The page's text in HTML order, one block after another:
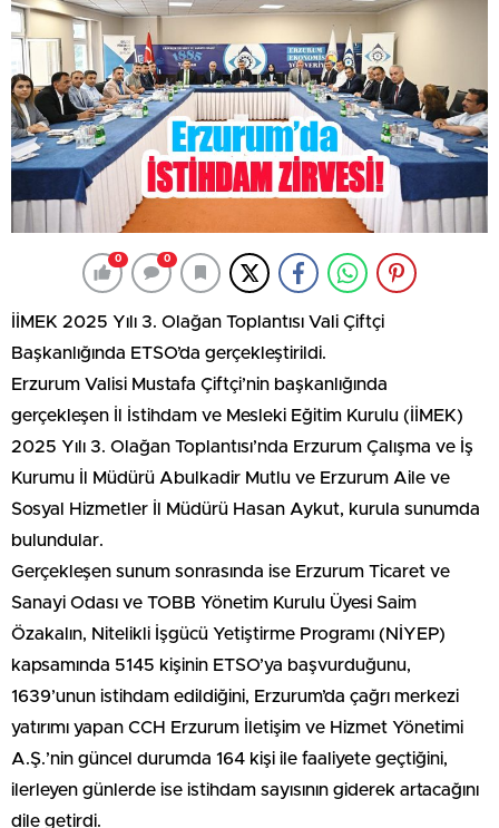
0 0
İİMEK 2025 Yılı 3. Olağan Toplantısı Vali Çiftçi
Başkanlığında ETSO’da gerçekleştirildi.
Erzurum Valisi Mustafa Çiftçi’nin başkanlığında
gerçekleşen İl İstihdam ve Mesleki Eğitim Kurulu (İİMEK)
2025 Yılı 3. Olağan Toplantısı’nda Erzurum Çalışma ve İş
Kurumu İl Müdürü Abulkadir Mutlu ve Erzurum Aile ve
Sosyal Hizmetler İl Müdürü Hasan Aykut, kurula sunumda
bulundular.
Gerçekleşen sunum sonrasında ise Erzurum Ticaret ve
Sanayi Odası ve TOBB Yönetim Kurulu Üyesi Saim
Özakalın, Nitelikli İşgücü Yetiştirme Programı (NİYEP)
kapsamında 5145 kişinin ETSO’ya başvurduğunu,
1639’unun istihdam edildiğini, Erzurum’da çağrı merkezi
yatırımı yapan CCH Erzurum İletişim ve Hizmet Yönetimi
A.Ş.’nin güncel durumda 164 kişi ile faaliyete geçtiğini,
ilerleyen günlerde ise istihdam sayısının giderek artacağını
dile getirdi.